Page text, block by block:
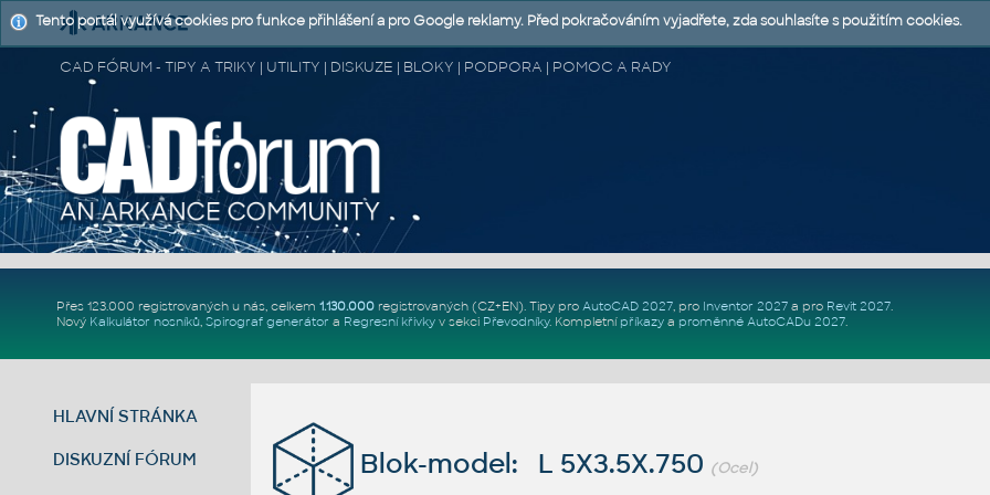
CAD FÓRUM - TIPY A TRIKY | UTILITY | DISKUZE | BLOKY | PODPORA | POMOC A RADY
Přes 123.000 registrovaných u nás, celkem 1.130.000registrovaných (CZ+EN). Tipy pro AutoCAD 2027, pro Inventor 2027a pro Revit 2027.
Nový Kalkulátor nosníků, Spirograf generátor a Regresní křivkyv sekci Převodníky. Kompletní příkazya proměnné AutoCADu 2027.
HLAVNÍ STRÁNKA
DISKUZNÍ FÓRUM Blok-model: L 5X3.5X.750 (Ocel)
Tento portál využívá cookies pro funkce přihlášení a pro Google reklamy. Před pokračováním vyjadřete, zda souhlasíte s použitím cookies.